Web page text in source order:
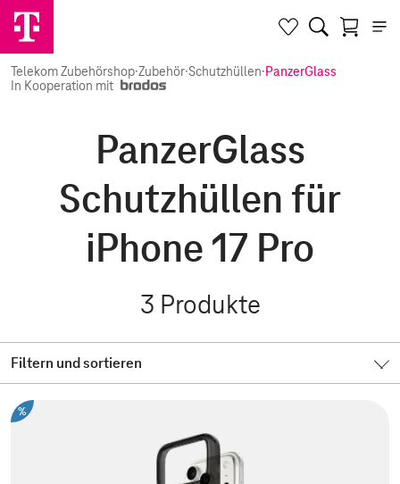
Telekom Zubehörshop·Zubehör·Schutzhüllen·PanzerGlass
In Kooperation mit
PanzerGlass
Schutzhüllen für
iPhone 17 Pro
3 Produkte
Filtern und sortieren
%